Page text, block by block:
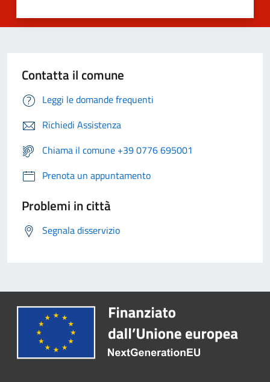
Contatta il comune
Leggi le domande frequenti
Richiedi Assistenza
Chiama il comune +39 0776 695001
Prenota un appuntamento
Problemi in città
Segnala disservizio